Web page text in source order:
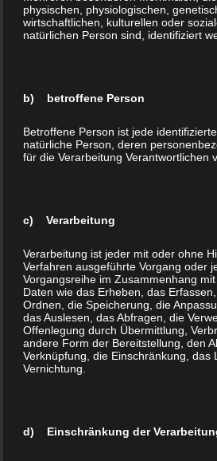
Ich habe nichts Gutes verdient.
Ich gehöre nicht dazu.
Wie erkenne ich ein
Glaubenssätze und innere
B.:
die Stimme, die sagt, dass Sie
gearbeitet haben und die nicht
sich entspannen
die starke Wut die Sie spüren,
kritisiert
die Stimme, die Ihr Aussehen
kritisiert oder an Ihren
das Gefühl, von allem
physischen, physiologischen,
wirtschaftlichen, kulturellen oder
natürlichen Person sind, identifiziert
b) betroffene Person
Betroffene Person ist jede
natürliche Person, deren
für die Verarbeitung Verantwortlichen
c) Verarbeitung
Verarbeitung ist jeder mit oder ohne
Verfahren ausgeführte Vorgang oder
Vorgangsreihe im Zusammenhang
Daten wie das Erheben, das
Ordnen, die Speicherung, die
das Auslesen, das Abfragen, die
Offenlegung durch Übermittlung,
andere Form der Bereitstellung, den
Verknüpfung, die Einschränkung, das
Vernichtung.
d) Einschränkung der